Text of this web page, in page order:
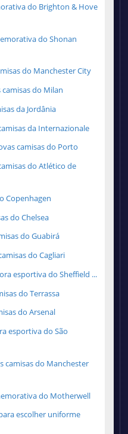
do Brighton & Hove
do Shonan
do Manchester City
do Milan
da Jordânia
da Internazionale
camisas do Porto
do Atlético de
Copenhagen
do Chelsea
do Guabirá
do Cagliari
esportiva do Sheffield ...
do Terrassa
do Arsenal
esportiva do São
camisas do Manchester
do Motherwell
escolher uniforme